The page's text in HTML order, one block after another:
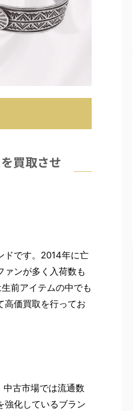
買取させ
ドです。2014年に亡
ァンが多く入荷数も
前アイテムの中でも
高価買取を行ってお
古市場では流通数
強化しているブラン